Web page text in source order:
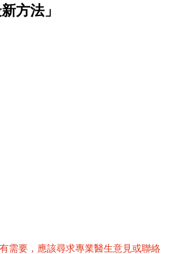
方法」
需要，應該尋求專業醫生意見或聯絡